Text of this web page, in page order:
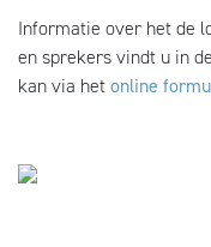
Informatie over het de
en sprekers vindt u in de
kan via hetonline